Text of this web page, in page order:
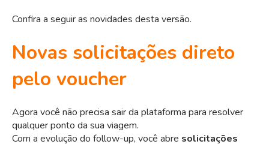
Confira a seguir as novidades desta versão.
Novas solicitações direto
pelo voucher
Agora você não precisa sair da plataforma para resolver
qualquer ponto da sua viagem.
Com a evolução do follow-up, você abre solicitações